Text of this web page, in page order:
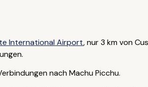
International Airport, nur 3 km von
nach Machu Picchu.